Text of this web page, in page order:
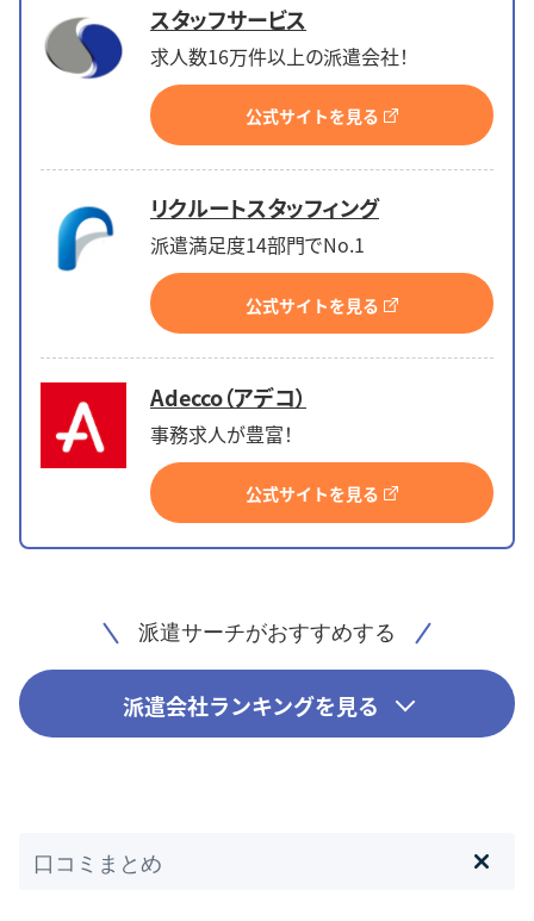
スタッフサービス
求人数16万件以上の派遣会社！
公式サイトを見る
リクルートスタッフィング
派遣満足度14部門でNo.1
公式サイトを見る
Adecco（アデコ）
事務求人が豊富！
公式サイトを見る
派遣サーチがおすすめする
派遣会社ランキングを見る
口コミまとめ